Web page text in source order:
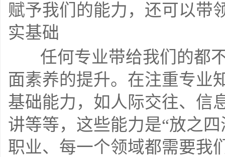
赋予我们的能力，还可以带
实基础
面素养的提升。在注重专业
基础能力，如人际交往、信
讲等等，这些能力是“放之
职业、每一个领域都需要我